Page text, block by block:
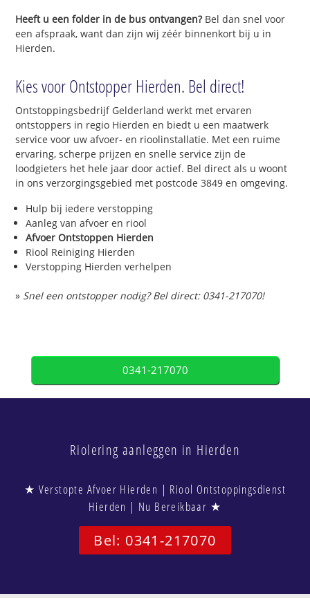
Heeft u een folder in de bus ontvangen?Bel dan snel voor
een afspraak, want dan zijn wij zéér binnenkort bij u in
Hierden.
Kies voor Ontstopper Hierden. Bel direct!
Ontstoppingsbedrijf Gelderland werkt met ervaren
ontstoppers in regio Hierden en biedt u een maatwerk
service voor uw afvoer- en rioolinstallatie. Met een ruime
ervaring, scherpe prijzen en snelle service zijn de
loodgieters het hele jaar door actief. Bel direct als u woont
in ons verzorgingsgebied met postcode 3849 en omgeving.
Hulp bij iedere verstopping
Aanleg van afvoer en riool
Afvoer Ontstoppen Hierden
Riool Reiniging Hierden
Verstopping Hierden verhelpen
» Snel een ontstopper nodig? Bel direct: 0341-217070!
0341-217070
Riolering aanleggen in Hierden
★ Verstopte Afvoer Hierden | Riool Ontstoppingsdienst
Hierden | Nu Bereikbaar ★
Bel: 0341-217070